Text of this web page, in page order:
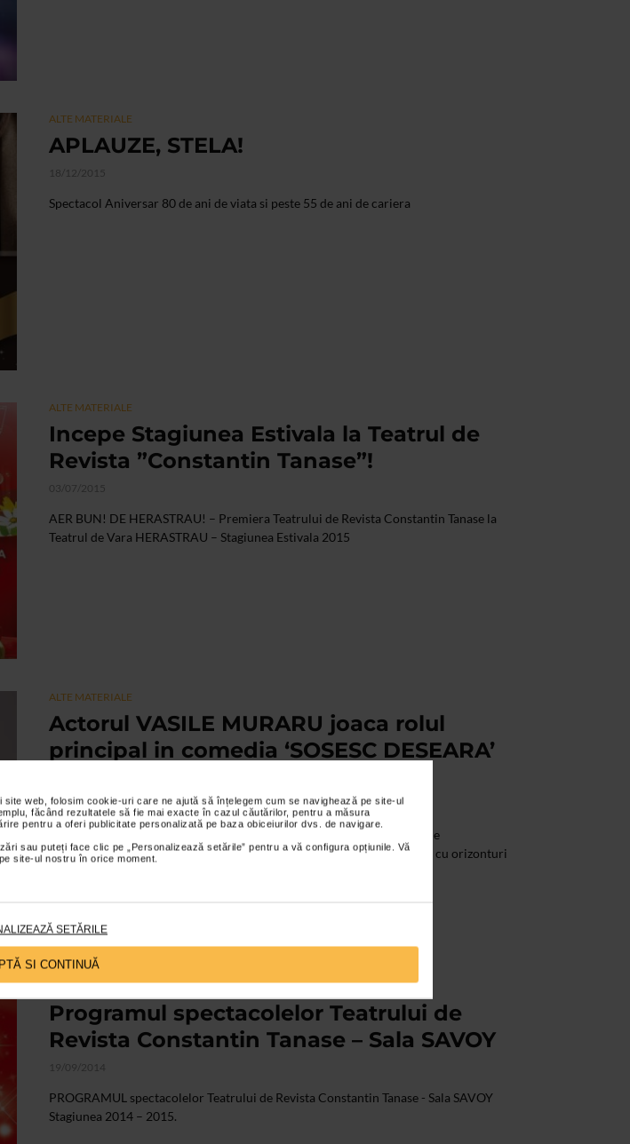
web, folosim cookie-uri care ne ajută să înțelegem cum se navighează pe site-ul
făcând rezultatele să fie mai exacte în cazul căutărilor, pentru a măsura
pentru a oferi publicitate personalizată pe baza obiceiurilor dvs. de navigare.
sau puteți face clic pe „Personalizează setările” pentru a vă configura opțiunile. Vă
site-ul nostru în orice moment.
SETĂRILE
SI CONTINUĂ
ALTE MATERIALE
APLAUZE, STELA!
18/12/2015
Spectacol Aniversar 80 de ani de viata si peste 55 de ani de cariera
ALTE MATERIALE
Incepe Stagiunea Estivala la Teatrul de
Revista ”Constantin Tanase”!
03/07/2015
AER BUN! DE HERASTRAU! – Premiera Teatrului de Revista Constantin Tanase la
Teatrul de Vara HERASTRAU – Stagiunea Estivala 2015
ALTE MATERIALE
Actorul VASILE MURARU joaca rolul
principal in comedia ‘SOSESC DESEARA’
01/10/2014
Scrisa in anul 1931, piesa SOSESC DESEARA este descrisa ca o comedie
sentimentala din lumea provinciala. Scriitorul rade cu bunatate de insi cu orizonturi
ALTE MATERIALE
Programul spectacolelor Teatrului de
Revista Constantin Tanase – Sala SAVOY
19/09/2014
PROGRAMUL spectacolelor Teatrului de Revista Constantin Tanase - Sala SAVOY
Stagiunea 2014 – 2015.